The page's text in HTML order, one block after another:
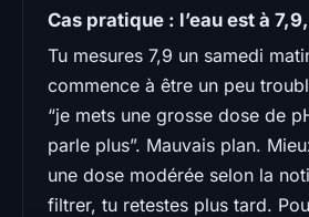
Cas pratique : l’eau est à
Tu mesures 7,9 un samedi
commence à être un peu
“je mets une grosse dose de
parle plus”. Mauvais plan.
une dose modérée selon la
filtrer, tu retestes plus tard.